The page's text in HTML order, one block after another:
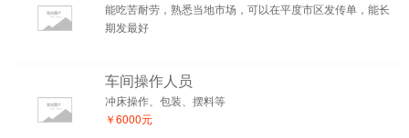
能吃苦耐劳，熟悉当地市场，可以在平度市区发传单，能长
期发最好
车间操作人员
冲床操作、包装、摆料等
￥6000元